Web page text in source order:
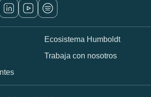
Ecosistema Humboldt
Trabaja con nosotros